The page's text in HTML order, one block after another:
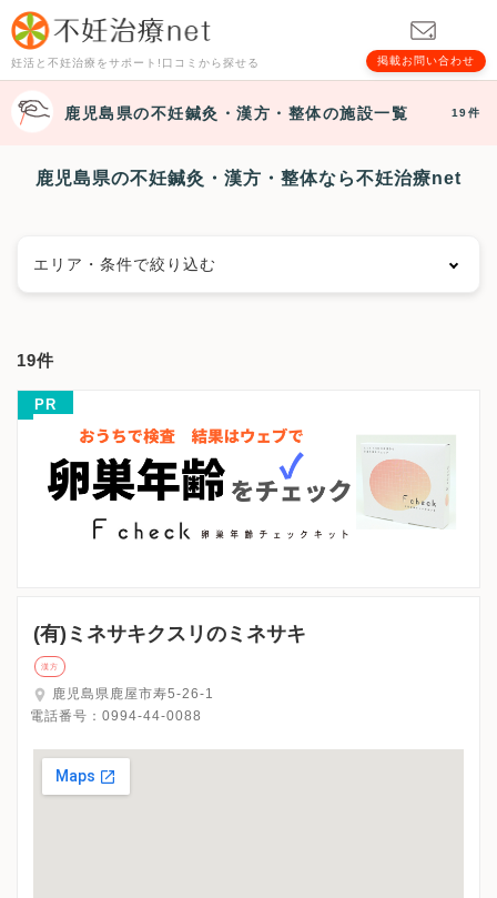
妊活と不妊治療をサポート!口コミから探せる 掲載お問い合わせ
鹿児島県の不妊鍼灸・漢方・整体の施設一覧 19件
鹿児島県の不妊鍼灸・漢方・整体なら不妊治療net
エリア・条件で絞り込む
キーワードで絞る
漢方 鍼灸 その他の施設
19件
PR
(有)ミネサキクスリのミネサキ
漢方
鹿児島県鹿屋市寿5-26-1
電話番号： 0994-44-0088